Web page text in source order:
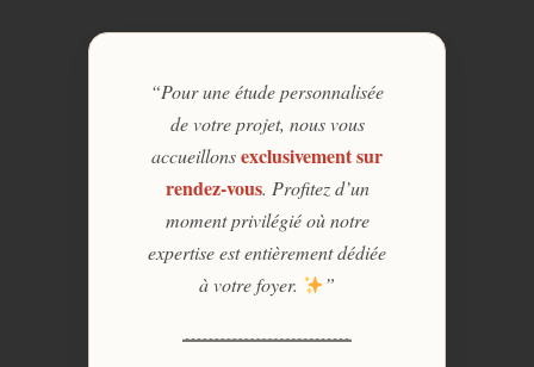
“Pour une étude personnalisée
de votre projet, nous vous
accueillonsexclusivement sur
rendez-vous. Profitez d’un
moment privilégié où notre
expertise est entièrement dédiée
à votre foyer.
”